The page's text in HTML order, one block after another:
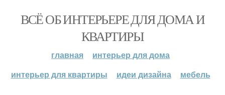
ВСЁ ОБ ИНТЕРЬЕРЕ ДЛЯ ДОМА И
КВАРТИРЫ
главная
интерьер для дома
интерьер для квартиры
идеи дизайна мебель